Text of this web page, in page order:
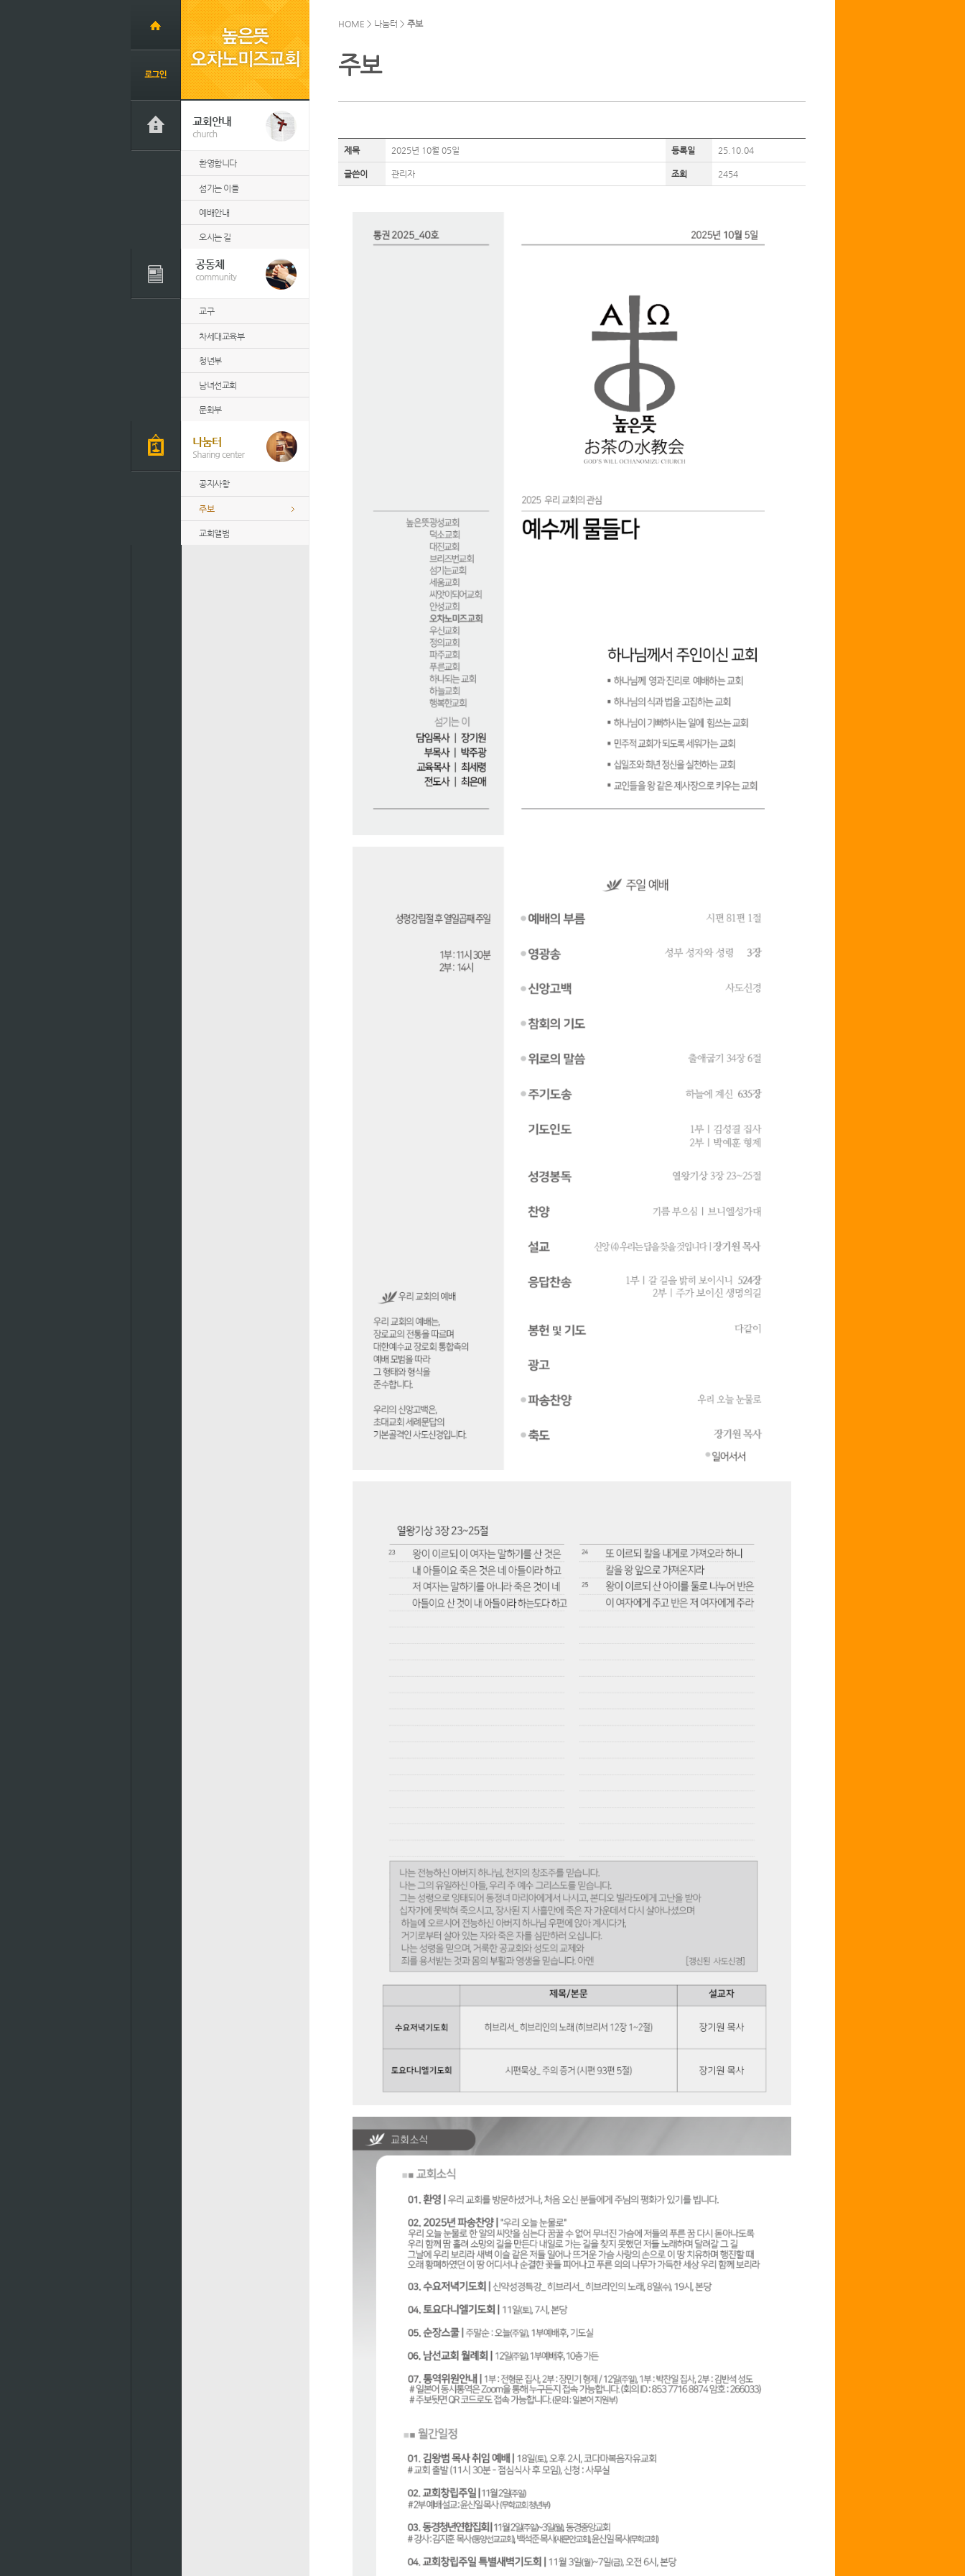
환영합니다
섬기는 이들
예배안내
오시는 길
교구
차세대교육부
청년부
남녀선교회
문화부
공지사항
주보
교회앨범
HOME > 나눔터 > 주보
주보
제목 2025년 10월 05일 등록일 25.10.04
글쓴이 관리자 조회 2454